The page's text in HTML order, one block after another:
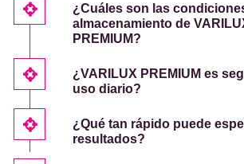
¿Cuáles son las
almacenamiento de
PREMIUM?
¿VARILUX PREMIUM es
uso diario?
¿Qué tan rápido puede
resultados?